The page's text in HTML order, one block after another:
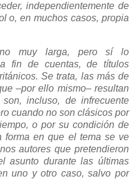
independientemente de
o, en muchos casos, propia
muy larga, pero sí lo
a fin de cuentas, de títulos
Se trata, las más de
–por ello mismo– resultan
incluso, de infrecuente
cuando no son clásicos por
o por su condición de
forma en que el tema se ve
autores que pretendieron
asunto durante las últimas
uno y otro caso, salvo por